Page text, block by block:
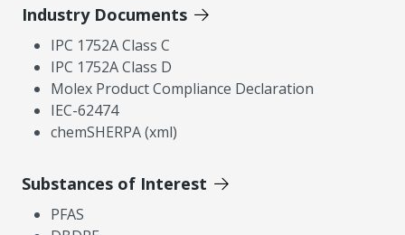
Industry Documents
IPC 1752A Class C
IPC 1752A Class D
Molex Product Compliance Declaration
IEC-62474
chemSHERPA (xml)
Substances of Interest
PFAS